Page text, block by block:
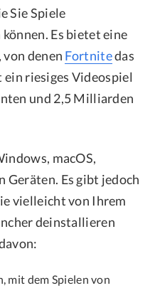
Sie Spiele
Es bietet eine
denen Fortnitedas
riesiges Videospiel
und 2,5 Milliarden
macOS,
Geräten. Es gibt jedoch
vielleicht von Ihrem
deinstallieren
mit dem Spielen von